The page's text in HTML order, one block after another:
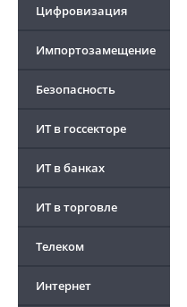
Цифровизация
Импортозамещение
Безопасность
ИТ в госсекторе
ИТ в банках
ИТ в торговле
Телеком
Интернет